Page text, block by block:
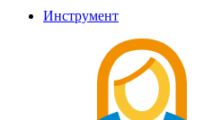
Инструмент